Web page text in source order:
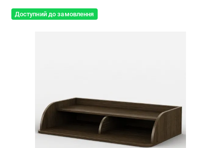
Доступний до замовлення